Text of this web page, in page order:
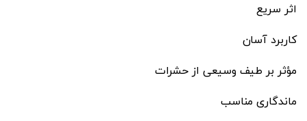
اثر سریع
کاربرد آسان
مؤثر بر طیف وسیعی از حشرات
ماندگاری مناسب